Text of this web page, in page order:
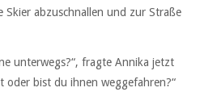
Skier abzuschnallen und zur Straße
unterwegs?“, fragte Annika jetzt
oder bist du ihnen weggefahren?“